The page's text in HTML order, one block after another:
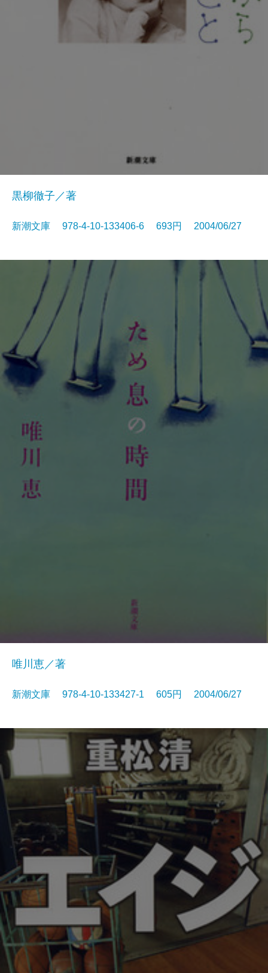
黒柳徹子／著
新潮文庫 978-4-10-133406-6 693円 2004/06/27
唯川恵／著
新潮文庫 978-4-10-133427-1 605円 2004/06/27